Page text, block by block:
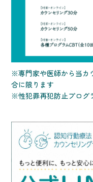
※専門家や医師から当カ
合に限ります
※性犯罪再犯防止プログ